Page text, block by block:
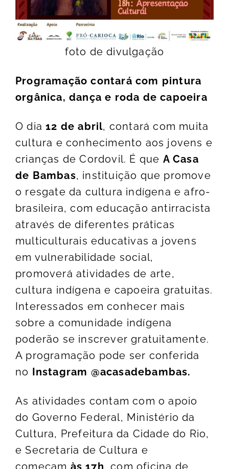
foto de divulgação
Programação contará com pintura
orgânica, dança e roda de capoeira
O dia 12 de abril, contará com muita
cultura e conhecimento aos jovens e
crianças de Cordovil. É que A Casa
de Bambas, instituição que promove
o resgate da cultura indígena e afro-
brasileira, com educação antirracista
através de diferentes práticas
multiculturais educativas a jovens
em vulnerabilidade social,
promoverá atividades de arte,
cultura indígena e capoeira gratuitas.
Interessados em conhecer mais
sobre a comunidade indígena
poderão se inscrever gratuitamente.
A programação pode ser conferida
no Instagram @acasadebambas.
As atividades contam com o apoio
do Governo Federal, Ministério da
Cultura, Prefeitura da Cidade do Rio,
e Secretaria de Cultura e
começam às 17h, com oficina de